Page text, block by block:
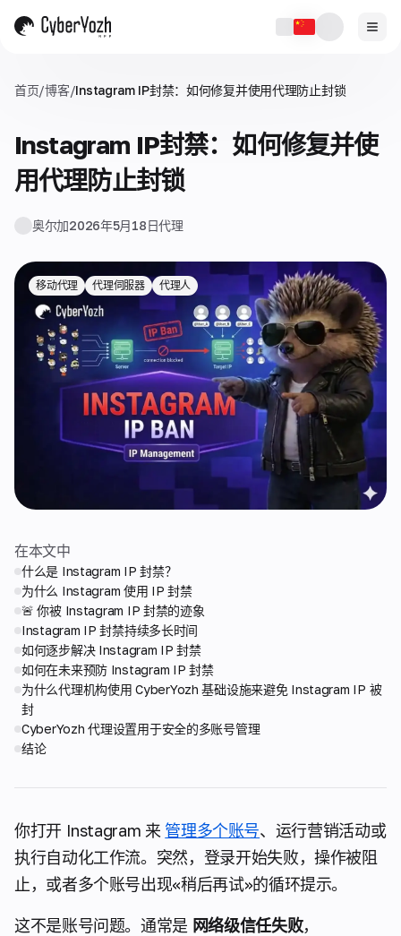
首页/博客/Instagram IP封禁：如何修复并使用代理防止封锁
Instagram IP封禁：如何修复并使
用代理防止封锁
奥尔加2026年5月18日代理
移动代理 代理伺服器 代理人
在本文中
什么是 Instagram IP 封禁？
为什么 Instagram 使用 IP 封禁
🚨 你被 Instagram IP 封禁的迹象
Instagram IP 封禁持续多长时间
如何逐步解决 Instagram IP 封禁
如何在未来预防 Instagram IP 封禁
为什么代理机构使用 CyberYozh 基础设施来避免 Instagram IP 被
封
CyberYozh 代理设置用于安全的多账号管理
结论
你打开 Instagram 来 管理多个账号、运行营销活动或
执行自动化工作流。突然，登录开始失败，操作被阻
止，或者多个账号出现«稍后再试»的循环提示。
这不是账号问题。通常是 网络级信任失败，